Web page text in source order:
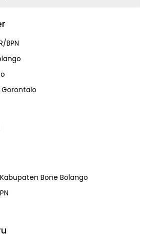
BPN
Gorontalo
Bone Bolango